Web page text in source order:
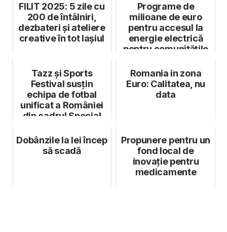
FILIT 2025: 5 zile cu
200 de întâlniri,
dezbateri și ateliere
creative în tot Iașiul
Programe de
milioane de euro
pentru accesul la
energie electrică
pentru comunitățile
Tazz și Sports
Festival susțin
echipa de fotbal
unificat a României
din cadrul Special
Romania in zona
Euro: Calitatea, nu
data
Dobânzile la lei încep
să scadă
Propunere pentru un
fond local de
inovație pentru
medicamente